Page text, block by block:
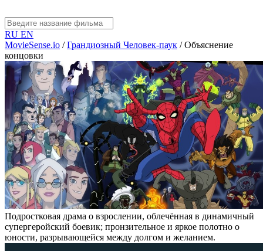
RU EN
MovieSense.io / Грандиозный Человек-паук / Объяснение
концовки
Подростковая драма о взрослении, облечённая в динамичный
супергеройский боевик; пронзительное и яркое полотно о
юности, разрывающейся между долгом и желанием.